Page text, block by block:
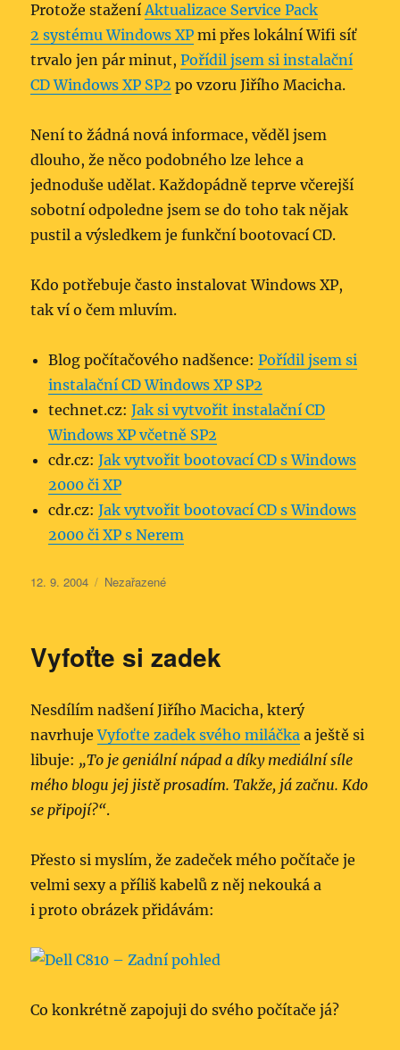
Protože staženíAktualizace Service Pack
2 systému Windows XP mi přes lokální Wifi síť
trvalo jen pár minut,Pořídil jsem si instalační
CD Windows XP SP2 po vzoru Jiřího Macicha.
Není to žádná nová informace, věděl jsem
dlouho, že něco podobného lze lehce a
jednoduše udělat. Každopádně teprve včerejší
sobotní odpoledne jsem se do toho tak nějak
pustil a výsledkem je funkční bootovací CD.
Kdo potřebuje často instalovat Windows XP,
tak ví o čem mluvím.
Blog počítačového nadšence:Pořídil jsem si
instalační CD Windows XP SP2
technet.cz:Jak si vytvořit instalační CD
Windows XP včetně SP2
cdr.cz:Jak vytvořit bootovací CD s Windows
2000 či XP
cdr.cz:Jak vytvořit bootovací CD s Windows
2000 či XP s Nerem
Publikováno:
12. 9. 2004 Rubriky:
Nezařazené
Vyfoťte si zadek
Nesdílím nadšení Jiřího Macicha, který
navrhujeVyfoťte zadek svého miláčka a ještě si
libuje: „To je geniální nápad a díky mediální síle
mého blogu jej jistě prosadím. Takže, já začnu. Kdo
se připojí?“.
Přesto si myslím, že zadeček mého počítače je
velmi sexy a příliš kabelů z něj nekouká a
i proto obrázek přidávám:
Co konkrétně zapojuji do svého počítače já?